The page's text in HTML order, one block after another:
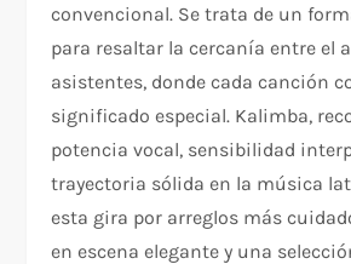
convencional. Se trata de un
para resaltar la cercanía entre el
asistentes, donde cada canción
significado especial. Kalimba,
potencia vocal, sensibilidad
trayectoria sólida en la música
esta gira por arreglos más
en escena elegante y una